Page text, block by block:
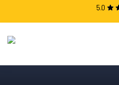
5.0